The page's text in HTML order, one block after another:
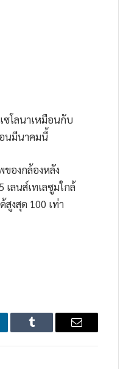
ซโลนาเหมือนกับ
อนมีนาคมนี้
องกล้องหลัง
เลนส์เทเลซูมใกล้
งสุด 100 เท่า
Tumblr Email